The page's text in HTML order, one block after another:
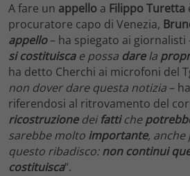
A fare un appello a Filippo Turetta
procuratore capo di Venezia,
appello– ha spiegato ai giornalisti
si costituiscae possa darela
ha detto Cherchi ai microfoni del
non dover dare questa notizia–
riferendosi al ritrovamento del
ricostruzionedeifattiche
sarebbe molto importante, anche
questo ribadisco:non continui
costituisca“.